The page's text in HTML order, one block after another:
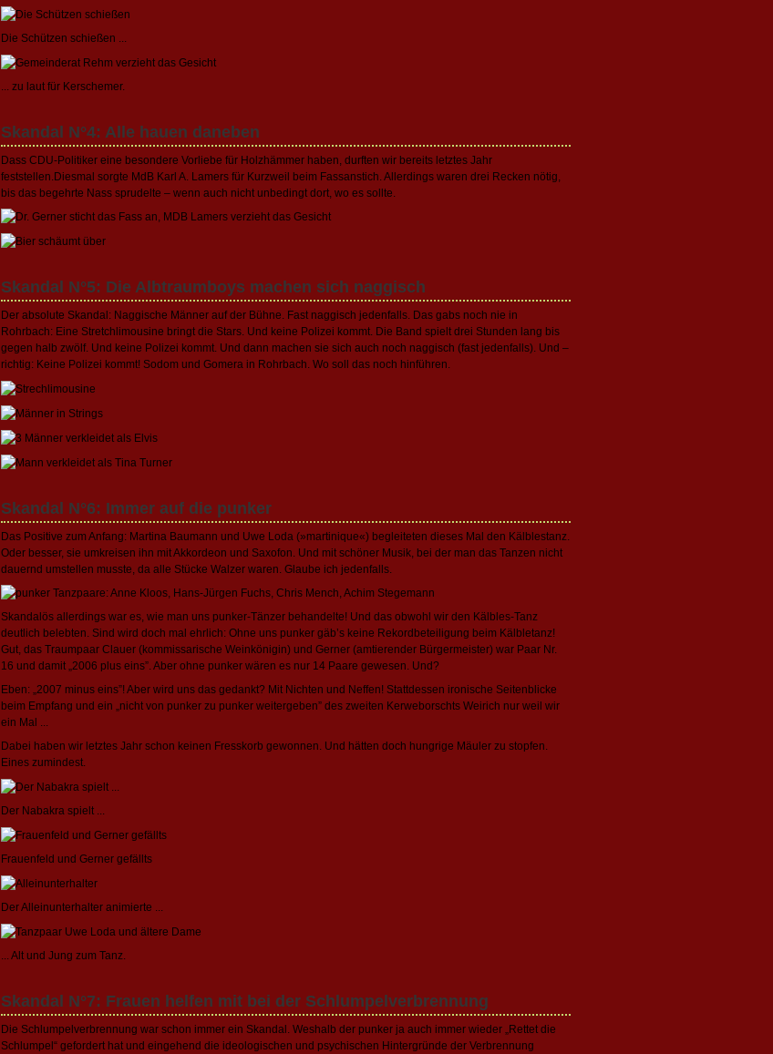
Die Schützen schießen ...
... zu laut für Kerschemer.
Skandal N°4: Alle hauen daneben
Dass CDU-Politiker eine besondere Vorliebe für Holzhämmer haben, durften wir bereits letztes Jahr
feststellen.Diesmal sorgte MdB Karl A. Lamers für Kurzweil beim Fassanstich. Allerdings waren drei Recken nötig,
bis das begehrte Nass sprudelte – wenn auch nicht unbedingt dort, wo es sollte.
Skandal N°5: Die Albtraumboys machen sich naggisch
Der absolute Skandal: Naggische Männer auf der Bühne. Fast naggisch jedenfalls. Das gabs noch nie in
Rohrbach: Eine Stretchlimousine bringt die Stars. Und keine Polizei kommt. Die Band spielt drei Stunden lang bis
gegen halb zwölf. Und keine Polizei kommt. Und dann machen sie sich auch noch naggisch (fast jedenfalls). Und –
richtig: Keine Polizei kommt! Sodom und Gomera in Rohrbach. Wo soll das noch hinführen.
Skandal N°6: Immer auf die punker
Das Positive zum Anfang: Martina Baumann und Uwe Loda (»martinique«) begleiteten dieses Mal den Kälblestanz.
Oder besser, sie umkreisen ihn mit Akkordeon und Saxofon. Und mit schöner Musik, bei der man das Tanzen nicht
dauernd umstellen musste, da alle Stücke Walzer waren. Glaube ich jedenfalls.
Skandalös allerdings war es, wie man uns punker-Tänzer behandelte! Und das obwohl wir den Kälbles-Tanz
deutlich belebten. Sind wird doch mal ehrlich: Ohne uns punker gäb’s keine Rekordbeteiligung beim Kälbletanz!
Gut, das Traumpaar Clauer (kommissarische Weinkönigin) und Gerner (amtierender Bürgermeister) war Paar Nr.
16 und damit „2006 plus eins”. Aber ohne punker wären es nur 14 Paare gewesen. Und?
Eben: „2007 minus eins”! Aber wird uns das gedankt? Mit Nichten und Neffen! Stattdessen ironische Seitenblicke
beim Empfang und ein „nicht von punker zu punker weitergeben” des zweiten Kerweborschts Weirich nur weil wir
ein Mal ...
Dabei haben wir letztes Jahr schon keinen Fresskorb gewonnen. Und hätten doch hungrige Mäuler zu stopfen.
Eines zumindest.
Der Nabakra spielt ...
Frauenfeld und Gerner gefällts
Der Alleinunterhalter animierte ...
... Alt und Jung zum Tanz.
Skandal N°7: Frauen helfen mit bei der Schlumpelverbrennung
Die Schlumpelverbrennung war schon immer ein Skandal. Weshalb der punker ja auch immer wieder „Rettet die
Schlumpel“ gefordert hat und eingehend die ideologischen und psychischen Hintergründe der Verbrennung